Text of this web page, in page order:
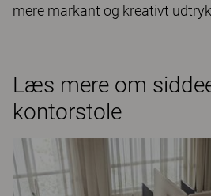
mere markant og kreativt
Læs mere om
kontorstole